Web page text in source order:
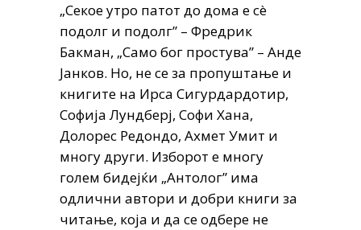
„Секое утро патот до дома е сè
подолг и подолг” – Фредрик
Бакман, „Само бог простува” – Анде
Јанков. Но, не се за пропуштање и
книгите на Ирса Сигурдардотир,
Софија Лундберј, Софи Хана,
Долорес Редондо, Ахмет Умит и
многу други. Изборот е многу
голем бидејќи „Антолог” има
одлични автори и добри книги за
читање, која и да се одбере не